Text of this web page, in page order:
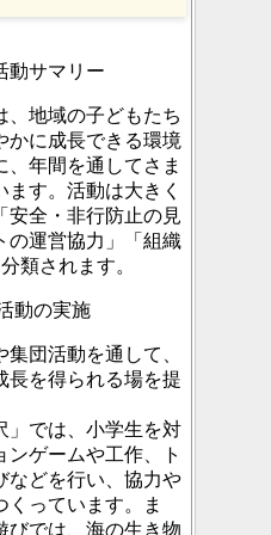
動サマリー
、地域の子どもたち
かに成長できる環境
、年間を通してさま
す。活動は大きく
安全・非行防止の見
の運営協力」「組織
類されます。
動の実施
団活動を通して、
長を得られる場を提
」では、小学生を対
ゲームや工作、ト
などを行い、協力や
くっています。ま
びでは、海の生き物